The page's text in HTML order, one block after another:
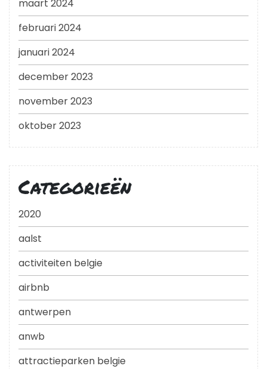
maart 2024
februari 2024
januari 2024
december 2023
november 2023
oktober 2023
Categorieën
2020
aalst
activiteiten belgie
airbnb
antwerpen
anwb
attractieparken belgie